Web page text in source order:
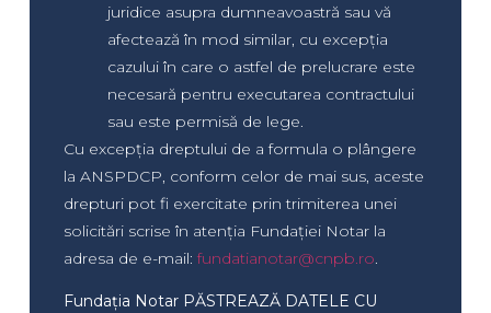
juridice asupra dumneavoastră sau vă
afectează în mod similar, cu excepția
cazului în care o astfel de prelucrare este
necesară pentru executarea contractului
sau este permisă de lege.
Cu excepția dreptului de a formula o plângere
la ANSPDCP, conform celor de mai sus, aceste
drepturi pot fi exercitate prin trimiterea unei
solicitări scrise în atenția Fundației Notar la
adresa de e-mail:fundatianotar@cnpb.ro.
Fundația Notar PĂSTREAZĂ DATELE CU